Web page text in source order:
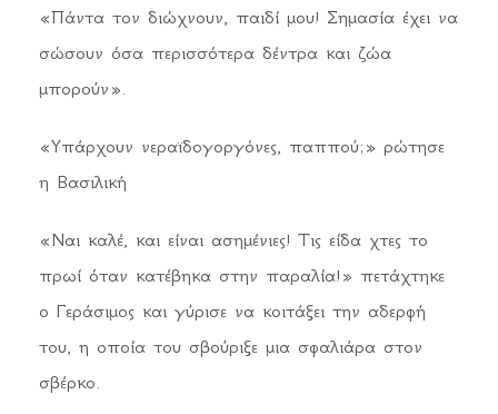
«Πάντα τον διώχνουν, παιδί μου! Σημασία έχει να
σώσουν όσα περισσότερα δέντρα και ζώα
μπορούν».
«Υπάρχουν νεραϊδογοργόνες, παππού;» ρώτησε
η Βασιλική
«Ναι καλέ, και είναι ασημένιες! Τις είδα χτες το
πρωί όταν κατέβηκα στην παραλία!» πετάχτηκε
ο Γεράσιμος και γύρισε να κοιτάξει την αδερφή
του, η οποία του σβούριξε μια σφαλιάρα στον
σβέρκο.